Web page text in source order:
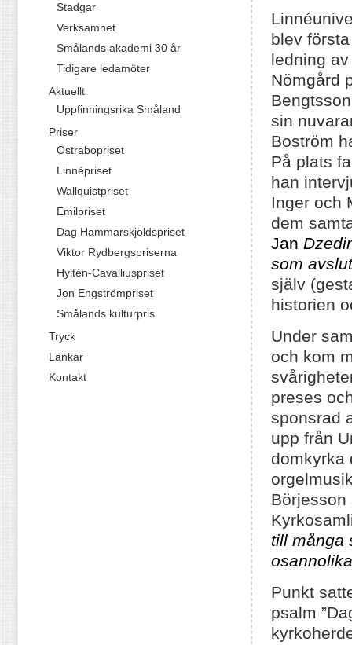
blev
ledning
Nömgård
sin
Boström
På plats
han
Inger och
dem
Jan
som
själv
historien
Under
och kom
preses
sponsrad
upp från
domkyrka
till många
Punkt
psalm
Stadgar
Verksamhet
Smålands akademi 30 år
Tidigare ledamöter
Aktuellt
Uppfinningsrika Småland
Priser
Östrabopriset
Linnépriset
Wallquistpriset
Emilpriset
Dag Hammarskjöldspriset
Viktor Rydbergspriserna
Hyltén-Cavalliuspriset
Jon Engströmpriset
Smålands kulturpris
Tryck
Länkar
Kontakt